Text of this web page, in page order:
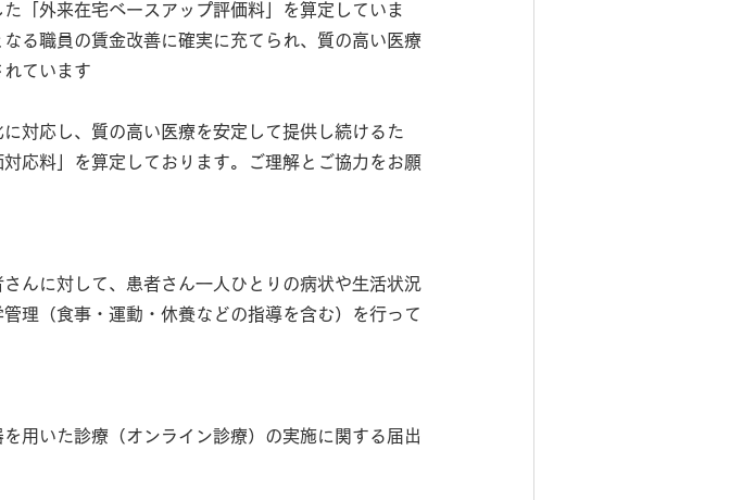
「外来在宅ベースアップ評価料」を算定していま
る職員の賃金改善に確実に充てられ、質の高い医療
ています
対応し、質の高い医療を安定して提供し続けるた
応料」を算定しております。ご理解とご協力をお願
んに対して、患者さん一人ひとりの病状や生活状況
理（食事・運動・休養などの指導を含む）を行って
用いた診療（オンライン診療）の実施に関する届出